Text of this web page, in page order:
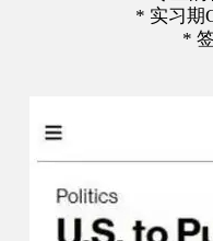
* 实习期
*